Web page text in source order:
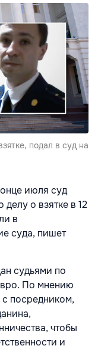
подал в суд на
июля суд
о взятке в 12
в
суда, пишет
судьями по
По мнению
посредником,
чтобы
и